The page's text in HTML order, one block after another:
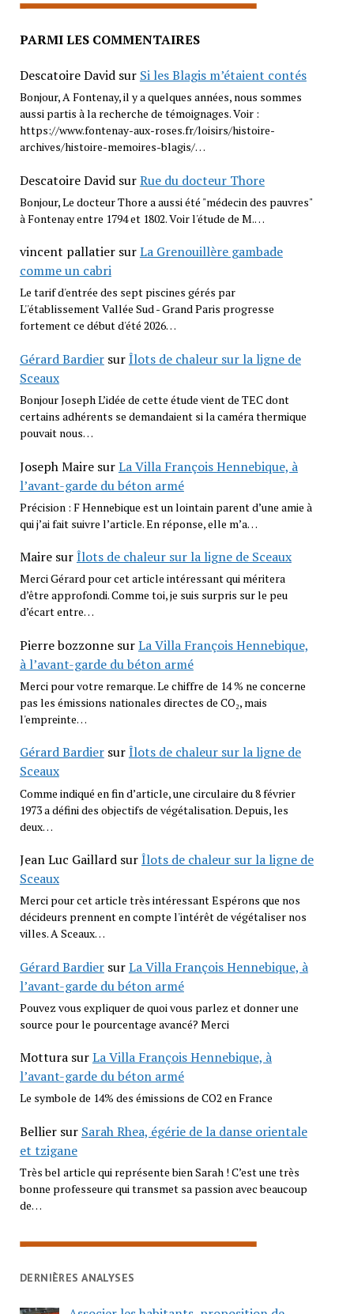
PARMI LES COMMENTAIRES
Descatoire Davidsur Si les Blagis m’étaient contés
Bonjour, A Fontenay, il y a quelques années, nous sommes
aussi partis à la recherche de témoignages. Voir :
https://www.fontenay-aux-roses.fr/loisirs/histoire-
archives/histoire-memoires-blagis/…
Descatoire DavidsurRue du docteur Thore
Bonjour, Le docteur Thore a aussi été "médecin des pauvres"
à Fontenay entre 1794 et 1802. Voir l'étude de M.…
vincent pallatiersurLa Grenouillère gambade
comme un cabri
Le tarif d'entrée des sept piscines gérés par
L''établissement Vallée Sud - Grand Paris progresse
fortement ce début d'été 2026…
Gérard BardiersurÎlots de chaleur sur la ligne de
Sceaux
Bonjour Joseph L’idée de cette étude vient de TEC dont
certains adhérents se demandaient si la caméra thermique
pouvait nous…
Joseph MairesurLa Villa François Hennebique, à
l’avant-garde du béton armé
Précision : F Hennebique est un lointain parent d’une amie à
qui j’ai fait suivre l’article. En réponse, elle m’a…
MairesurÎlots de chaleur sur la ligne de Sceaux
Merci Gérard pour cet article intéressant qui méritera
d’être approfondi. Comme toi, je suis surpris sur le peu
d’écart entre…
Pierre bozzonnesurLa Villa François Hennebique,
à l’avant-garde du béton armé
Merci pour votre remarque. Le chiffre de 14 % ne concerne
pas les émissions nationales directes de CO₂, mais
l'empreinte…
Gérard BardiersurÎlots de chaleur sur la ligne de
Sceaux
Comme indiqué en fin d’article, une circulaire du 8 février
1973 a défini des objectifs de végétalisation. Depuis, les
deux…
Jean Luc GaillardsurÎlots de chaleur sur la ligne de
Sceaux
Merci pour cet article très intéressant Espérons que nos
décideurs prennent en compte l'intérêt de végétaliser nos
villes. A Sceaux…
Gérard BardiersurLa Villa François Hennebique, à
l’avant-garde du béton armé
Pouvez vous expliquer de quoi vous parlez et donner une
source pour le pourcentage avancé? Merci
MotturasurLa Villa François Hennebique, à
l’avant-garde du béton armé
Le symbole de 14% des émissions de CO2 en France
Belliersur Sarah Rhea, égérie de la danse orientale
et tzigane
Très bel article qui représente bien Sarah ! C’est une très
bonne professeure qui transmet sa passion avec beaucoup
de…
DERNIÈRES ANALYSES